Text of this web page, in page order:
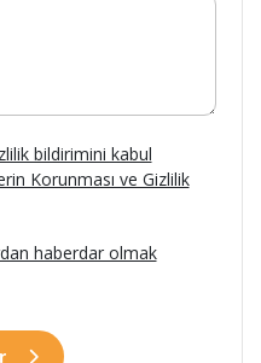
bildirimini kabul
Korunması ve Gizlilik
haberdar olmak